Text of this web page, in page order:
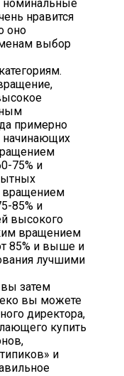
номинальные
нравится
оно
выбор
примерно
начинающих
75% и
вращением
85% и
высокого
вращением
85% и выше и
лучшими
затем
вы можете
директора,
купить
и